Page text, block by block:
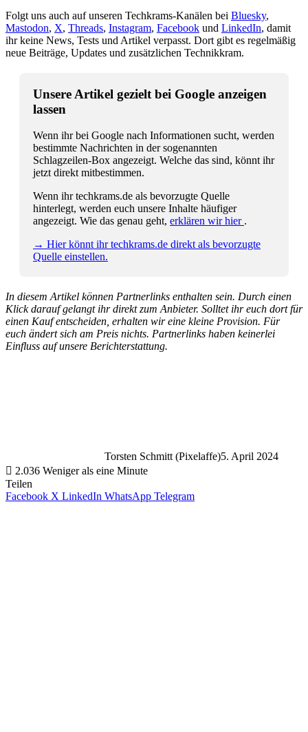
Folgt uns auch auf unseren Techkrams-Kanälen bei Bluesky,
Mastodon, X, Threads, Instagram, Facebook und LinkedIn, damit
ihr keine News, Tests und Artikel verpasst. Dort gibt es regelmäßig
neue Beiträge, Updates und zusätzlichen Technikkram.
Unsere Artikel gezielt bei Google anzeigen
lassen
Wenn ihr bei Google nach Informationen sucht, werden
bestimmte Nachrichten in der sogenannten
Schlagzeilen-Box angezeigt. Welche das sind, könnt ihr
jetzt direkt mitbestimmen.
Wenn ihr techkrams.de als bevorzugte Quelle
hinterlegt, werden euch unsere Inhalte häufiger
angezeigt. Wie das genau geht, erklären wir hier .
→ Hier könnt ihr techkrams.de direkt als bevorzugte
Quelle einstellen.
In diesem Artikel können Partnerlinks enthalten sein. Durch einen
Klick darauf gelangt ihr direkt zum Anbieter. Solltet ihr euch dort für
einen Kauf entscheiden, erhalten wir eine kleine Provision. Für
euch ändert sich am Preis nichts. Partnerlinks haben keinerlei
Einfluss auf unsere Berichterstattung.
Torsten Schmitt (Pixelaffe)5. April 2024
2.036 Weniger als eine Minute
Teilen
Facebook X LinkedIn WhatsApp Telegram